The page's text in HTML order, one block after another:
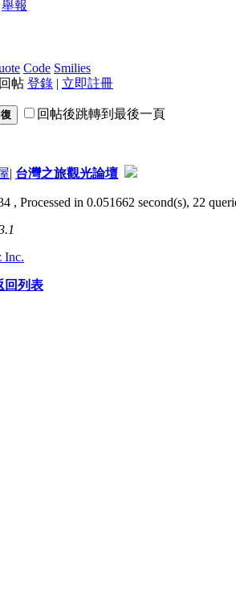
舉報
Code Smilies
帖 登錄 | 立即註冊
回帖後跳轉到最後一頁
| 台灣之旅觀光論壇
, Processed in 0.051662 second(s), 22
Inc.
回列表